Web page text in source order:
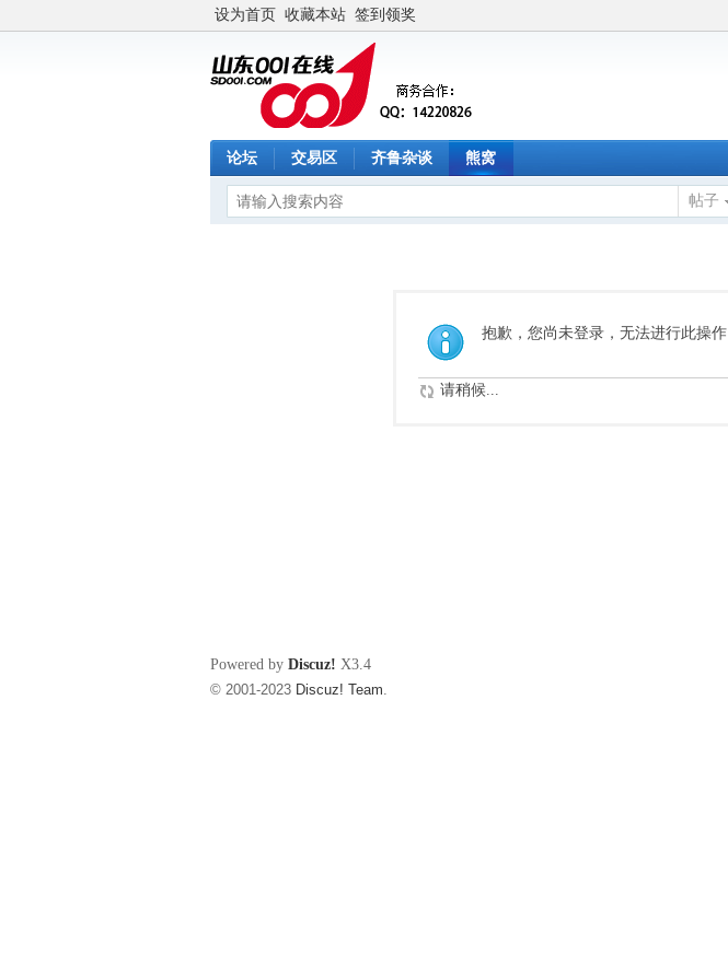
设为首页 收藏本站 签到领奖
论坛 交易区 齐鲁杂谈 熊窝
帖子
抱歉，您尚未登录，无法进行此操作
请稍候...
Powered by Discuz! X3.4
© 2001-2023 Discuz! Team.